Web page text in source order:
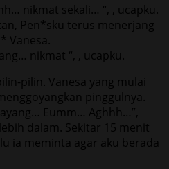
nikmat sekali… “, , ucapku.
Pen*sku terus menerjang
Vanesa.
nikmat “, , ucapku.
pilin. Vanesa yang mulai
pinggulnya.
Eumm… Aghhh…”,
dalam. Sekitar 15 menit
ia meminta agar aku berada